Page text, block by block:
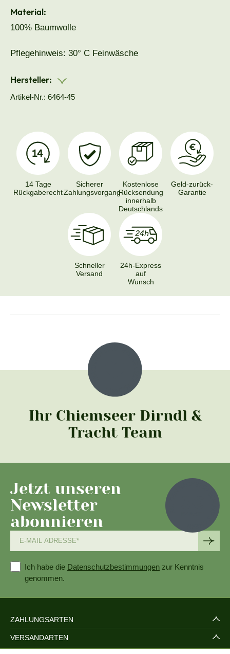
Material:
100% Baumwolle
Pflegehinweis: 30° C Feinwäsche
Hersteller:
Artikel-Nr.: 6464-45
14 Tage
Rückgaberecht
Sicherer
Zahlungsvorgang
Kostenlose
Rücksendung
innerhalb
Deutschlands
Geld-zurück-
Garantie
Schneller
Versand
24h-Express
auf
Wunsch
Ihr Chiemseer Dirndl &
Tracht Team
Jetzt unseren
Newsletter
abonnieren
Ich habe die Datenschutzbestimmungen zur Kenntnis
genommen.
ZAHLUNGSARTEN
VERSANDARTEN